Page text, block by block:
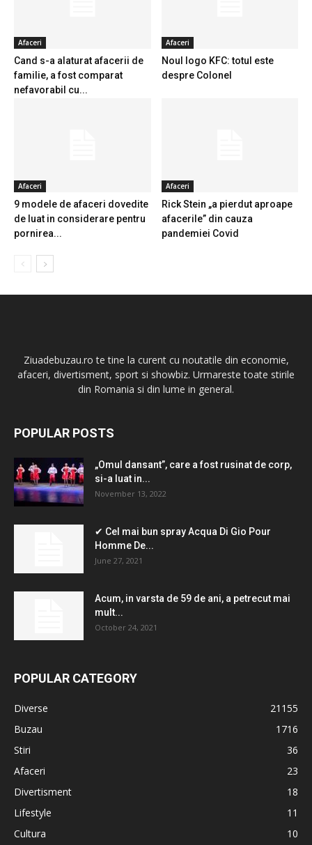
Afaceri
Cand s-a alaturat afacerii de
familie, a fost comparat
nefavorabil cu...
Afaceri
Noul logo KFC: totul este
despre Colonel
Afaceri
9 modele de afaceri dovedite
de luat in considerare pentru
pornirea...
Afaceri
Rick Stein „a pierdut aproape
afacerile” din cauza
pandemiei Covid
Ziuadebuzau.ro te tine la curent cu noutatile din economie,
afaceri, divertisment, sport si showbiz. Urmareste toate stirile
din Romania si din lume in general.
POPULAR POSTS
„Omul dansant”, care a fost rusinat de corp,
si-a luat in...
November 13, 2022
✔ Cel mai bun spray Acqua Di Gio Pour
Homme De...
June 27, 2021
Acum, in varsta de 59 de ani, a petrecut mai
mult...
October 24, 2021
POPULAR CATEGORY
Diverse
21155
Buzau
1716
Stiri
36
Afaceri
23
Divertisment
18
Lifestyle
11
Cultura
10